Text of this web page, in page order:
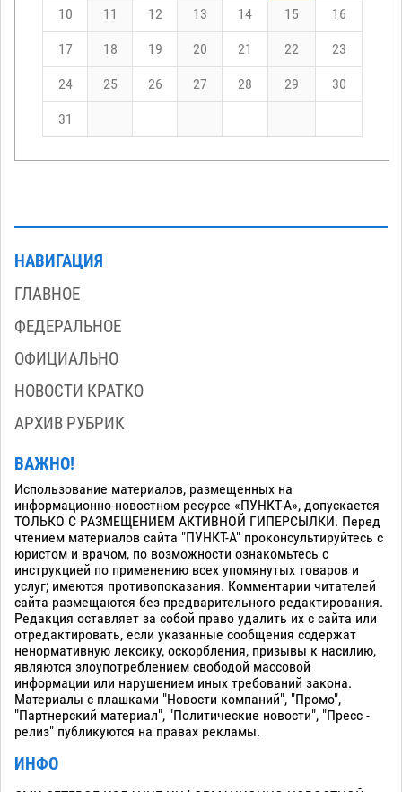
10 11 12 13 14 15 16
17 18 19 20 21 22 23
24 25 26 27 28 29 30
31
НАВИГАЦИЯ
ГЛАВНОЕ
ФЕДЕРАЛЬНОЕ
ОФИЦИАЛЬНО
НОВОСТИ КРАТКО
АРХИВ РУБРИК
ВАЖНО!
Использование материалов, размещенных на
информационно-новостном ресурсе «ПУНКТ-А», допускается
ТОЛЬКО С РАЗМЕЩЕНИЕМ АКТИВНОЙ ГИПЕРСЫЛКИ. Перед
чтением материалов сайта "ПУНКТ-А" проконсультируйтесь с
юристом и врачом, по возможности ознакомьтесь с
инструкцией по применению всех упомянутых товаров и
услуг; имеются противопоказания. Комментарии читателей
сайта размещаются без предварительного редактирования.
Редакция оставляет за собой право удалить их с сайта или
отредактировать, если указанные сообщения содержат
ненормативную лексику, оскорбления, призывы к насилию,
являются злоупотреблением свободой массовой
информации или нарушением иных требований закона.
Материалы с плашками "Новости компаний", "Промо",
"Партнерский материал", "Политические новости", "Пресс -
релиз" публикуются на правах рекламы.
ИНФО